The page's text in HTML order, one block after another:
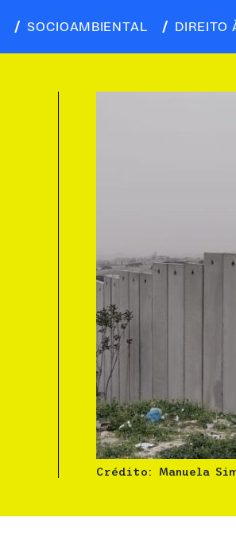
SOCIOAMBIENTAL DIREITO
Crédito: Manuela